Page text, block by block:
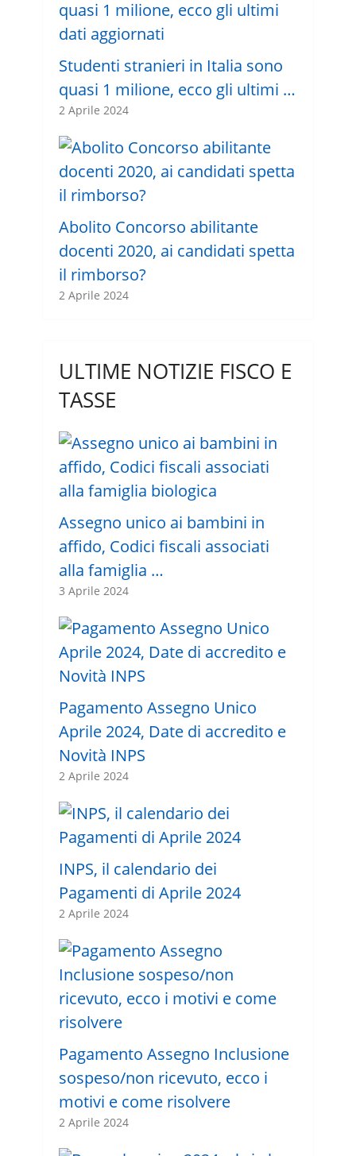
Studenti stranieri in Italia sono
quasi 1 milione, ecco gli ultimi …
2 Aprile 2024
Abolito Concorso abilitante
docenti 2020, ai candidati spetta
il rimborso?
2 Aprile 2024
ULTIME NOTIZIE FISCO E
TASSE
Assegno unico ai bambini in
affido, Codici fiscali associati
alla famiglia …
3 Aprile 2024
Pagamento Assegno Unico
Aprile 2024, Date di accredito e
Novità INPS
2 Aprile 2024
INPS, il calendario dei
Pagamenti di Aprile 2024
2 Aprile 2024
Pagamento Assegno Inclusione
sospeso/non ricevuto, ecco i
motivi e come risolvere
2 Aprile 2024